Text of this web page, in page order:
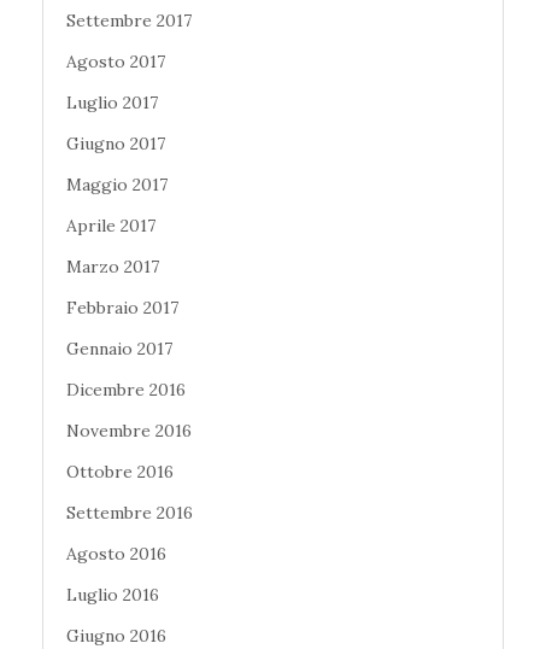
Settembre 2017
Agosto 2017
Luglio 2017
Giugno 2017
Maggio 2017
Aprile 2017
Marzo 2017
Febbraio 2017
Gennaio 2017
Dicembre 2016
Novembre 2016
Ottobre 2016
Settembre 2016
Agosto 2016
Luglio 2016
Giugno 2016